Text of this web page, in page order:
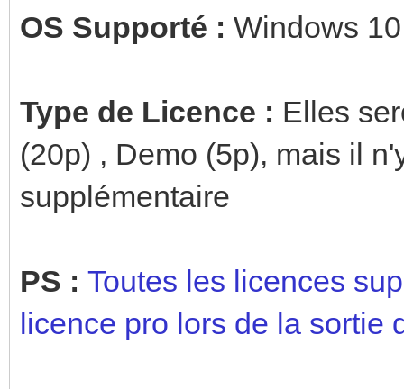
OS Supporté : Windows
Type de Licence : Elles
(20p) , Demo (5p), mais il
supplémentaire
PS : Toutes les licences
licence pro lors de la sortie